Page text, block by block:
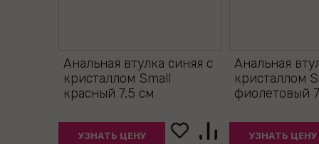
Анальная втулка синяя с
кристаллом Small
красный 7,5 см
УЗНАТЬ ЦЕНУ
Анальная
кристаллом
фиолетовый
УЗНАТЬ ЦЕНУ